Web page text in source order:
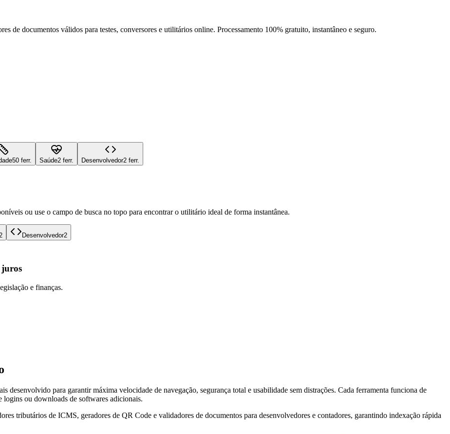
de documentos válidos para testes, conversores e utilitários online. Processamento 100% gratuito, instantâneo e seguro.
50 ferr. Saúde2 ferr. Desenvolvedor2 ferr.
ou use o campo de busca no topo para encontrar o utilitário ideal de forma instantânea.
Desenvolvedor2
juros
e finanças.
desenvolvido para garantir máxima velocidade de navegação, segurança total e usabilidade sem distrações. Cada ferramenta funciona de
logins ou downloads de softwares adicionais.
tributários de ICMS, geradores de QR Code e validadores de documentos para desenvolvedores e contadores, garantindo indexação rápida